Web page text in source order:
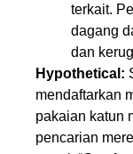
terkait.
dagang
dan
Hypothetical:
mendaftarkan
pakaian katun
pencarian